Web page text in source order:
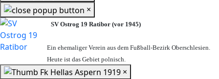
×
SV Ostrog 19 Ratibor (vor 1945)
Ein ehemaliger Verein aus dem Fußball-Bezirk Oberschlesien.
Heute ist das Gebiet polnisch.
×